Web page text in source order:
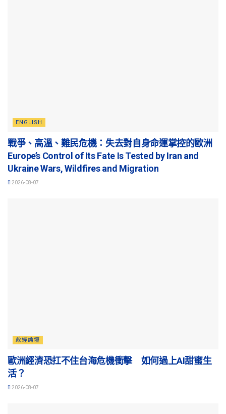
ENGLISH
戰爭、高溫、難民危機：失去對自身命運掌控的歐洲
Europe’s Control of Its Fate Is Tested by Iran and
Ukraine Wars, Wildfires and Migration
2026-08-07
政經論壇
歐洲經濟恐扛不住台海危機衝擊 如何過上AI甜蜜生
活？
2026-08-07